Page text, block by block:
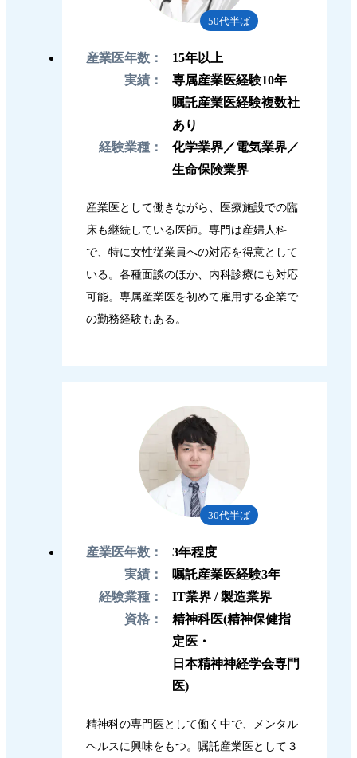
50代半ば
産業医年数：
15年以上
実績：
専属産業医経験10年
嘱託産業医経験複数社
あり
経験業種：
化学業界／電気業界／
生命保険業界
産業医として働きながら、医療施設での臨
床も継続している医師。専門は産婦人科
で、特に女性従業員への対応を得意として
いる。各種面談のほか、内科診療にも対応
可能。専属産業医を初めて雇用する企業で
の勤務経験もある。
30代半ば
産業医年数：
3年程度
実績：
嘱託産業医経験3年
経験業種：
IT業界 / 製造業界
資格：
精神科医(精神保健指
定医・
日本精神神経学会専門
医)
精神科の専門医として働く中で、メンタル
ヘルスに興味をもつ。嘱託産業医として３